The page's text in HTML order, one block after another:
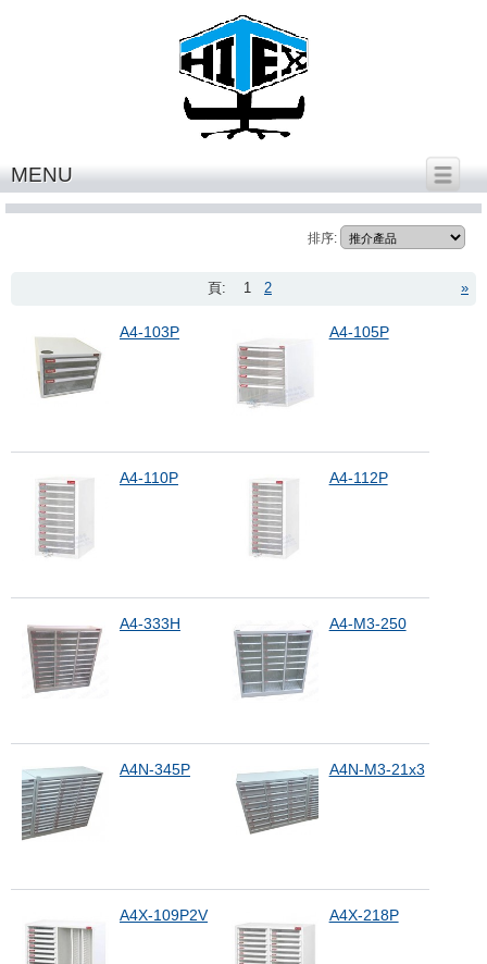
MENU
data cabinet
排序:
»
頁: 1 2
A4-103P A4-105P
A4-110P A4-112P
A4-333H A4-M3-250
A4N-345P A4N-M3-21x3
A4X-109P2V A4X-218P